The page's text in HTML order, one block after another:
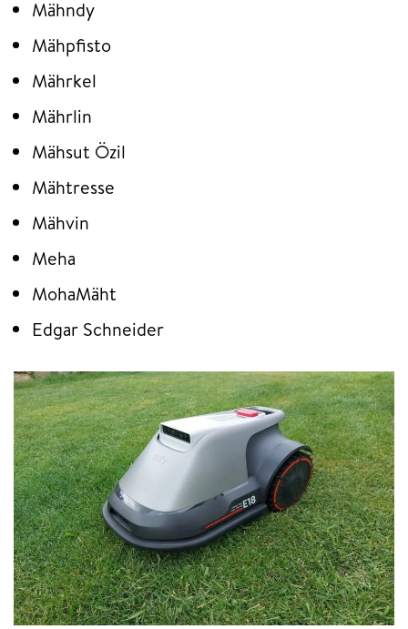
Mähndy
Mähpfisto
Mährkel
Mährlin
Mähsut Özil
Mähtresse
Mähvin
Meha
MohaMäht
Edgar Schneider